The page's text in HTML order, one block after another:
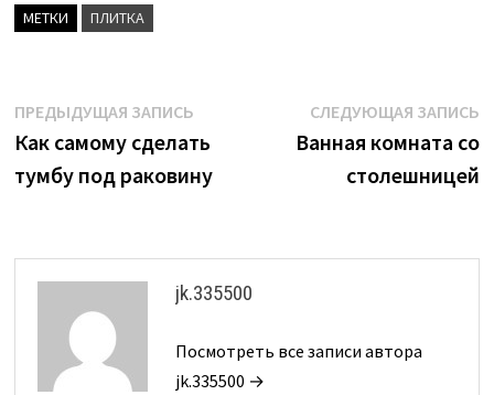
МЕТКИ ПЛИТКА
Навигация
по
записям
ПРЕДЫДУЩАЯ ЗАПИСЬПредыдущая
запись:
Как самому сделать
тумбу под раковину
СЛЕДУЮЩАЯ ЗАПИСЬ
Ванная комната со
столешницей
jk.335500
Посмотреть все записи автора
jk.335500 →